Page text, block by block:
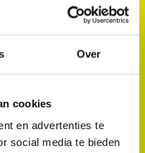
Over
cookies
en advertenties te
social media te bieden
matrix stevig op zijn
zorgen met de
de
garandeert
restauraties van